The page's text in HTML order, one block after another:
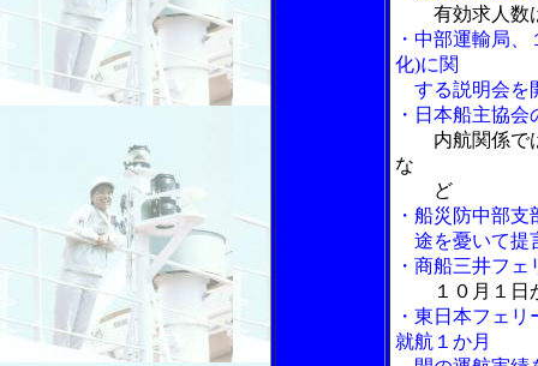
有効求人数
・中部運輸局
化)に関
する説明会を
・日本船主協
内航関係で
な
ど
・船災防中部
途を憂いて提
・商船三井フ
１０月１日
・東日本フェ
就航１か月